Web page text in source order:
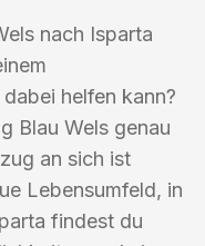
nach Isparta
helfen kann?
Blau Wels genau
an sich ist
Lebensumfeld, in
findest du